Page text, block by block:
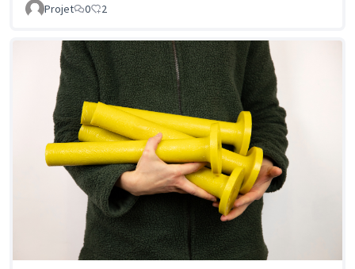
Projet
0 2